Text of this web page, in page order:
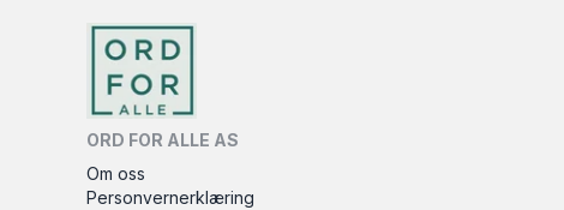
ORD FOR ALLE AS
Om oss
Personvernerklæring